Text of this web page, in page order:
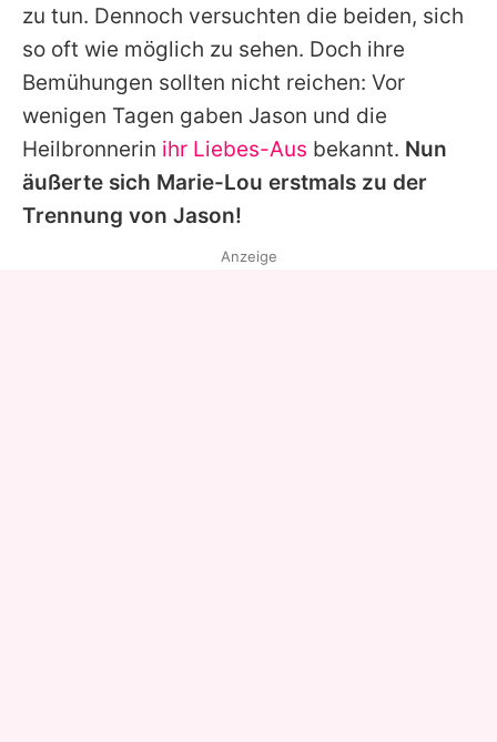
zu tun. Dennoch versuchten die beiden, sich
so oft wie möglich zu sehen. Doch ihre
Bemühungen sollten nicht reichen: Vor
wenigen Tagen gaben Jason und die
Heilbronnerin ihr Liebes-Aus bekannt. Nun
äußerte sich Marie-Lou erstmals zu der
Trennung von Jason!
Anzeige